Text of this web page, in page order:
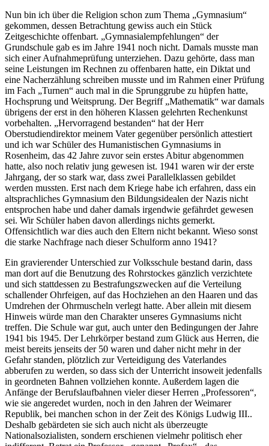
Nun bin ich über die Religion schon zum Thema
Gymnasium
gekommen, dessen Betrachtung gewiss auch ein Stück
Zeitgeschichte offenbart.
Gymnasialempfehlungen
der
Grundschule gab es im Jahre 1941 noch nicht. Damals musste man
sich einer Aufnahmeprüfung unterziehen. Dazu gehörte, dass man
seine Leistungen im Rechnen zu offenbaren hatte, ein Diktat und
eine Nacherzählung schreiben musste und im Rahmen einer Prüfung
im Fach
Turnen
auch mal in die Sprunggrube zu hüpfen hatte,
Hochsprung und Weitsprung. Der Begriff Mathematik
war damals
übrigens der erst in den höheren Klassen gelehrten Rechenkunst
vorbehalten.
Hervorragend bestanden
hat der Herr
Oberstudiendirektor meinem Vater gegenüber persönlich attestiert
und ich war Schüler des Humanistischen Gymnasiums in
Rosenheim, das 42 Jahre zuvor sein erstes Abitur abgenommen
hatte, also noch relativ jung gewesen ist. 1941 waren wir der erste
Jahrgang, der so stark war, dass zwei Parallelklassen gebildet
werden mussten. Erst nach dem Kriege habe ich erfahren, dass ein
altsprachliches Gymnasium den Bildungsidealen der Nazis nicht
entsprochen habe und daher damals irgendwie gefährdet gewesen
sei. Wir Schüler haben davon allerdings nichts gemerkt.
Offensichtlich war dies auch den Eltern nicht bekannt. Wieso sonst
die starke Nachfrage nach dieser Schulform anno 1941?
Ein gravierender Unterschied zur Volksschule bestand darin, dass
man dort auf die Benutzung des Rohrstockes gänzlich verzichtete
und sich stattdessen zu Bestrafungszwecken auf die Verteilung
schallender Ohrfeigen, auf das Hochziehen an den Haaren und das
Umdrehen der Ohrmuscheln verlegt hatte. Aber allein mit diesem
Hinweis würde man den Charakter unseres Gymnasiums nicht
treffen. Die Schule war gut, auch unter den Bedingungen der Jahre
1941 bis 1945. Der Lehrkörper bestand zum Glück aus Herren, die
meist bereits jenseits der 50 waren und daher nicht mehr in der
Gefahr standen, plötzlich zur Verteidigung des Vaterlandes
abberufen zu werden, so dass sich der Unterricht insoweit jedenfalls
in geordneten Bahnen vollziehen konnte. Außerdem lagen die
Anfänge der Berufslaufbahnen vieler dieser Herren
Professoren ,
wie sie angeredet wurden, noch in den Jahren der Weimarer
Republik, bei manchen schon in der Zeit des Königs Ludwig III..
Deshalb gebärdeten sie sich auch nicht als überzeugte
Nationalsozialisten, sondern erschienen vielmehr politisch eher